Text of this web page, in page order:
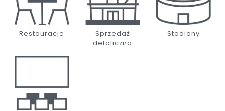
Restauracje
Sprzedaż
detaliczna
Stadiony